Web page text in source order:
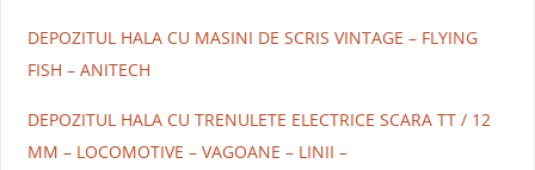
DEPOZITUL HALA CU MASINI DE SCRIS VINTAGE – FLYING
FISH – ANITECH
DEPOZITUL HALA CU TRENULETE ELECTRICE SCARA TT / 12
MM – LOCOMOTIVE – VAGOANE – LINII –